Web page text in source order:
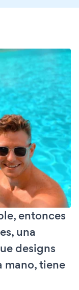
entonces
una
designs
mano, tiene